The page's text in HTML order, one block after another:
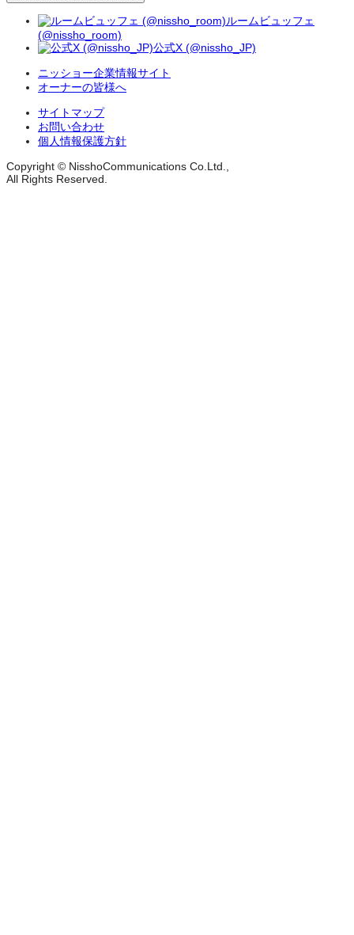
ルームビュッフェ
(@nissho_room)
公式X (@nissho_JP)
ニッショー企業情報サイト
オーナーの皆様へ
サイトマップ
お問い合わせ
個人情報保護方針
Copyright © NisshoCommunications Co.Ltd.,
All Rights Reserved.